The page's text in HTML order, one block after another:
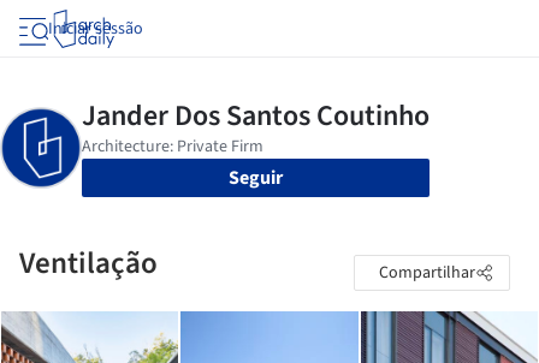
Iniciar sessão
Seguir
Ventilação Compartilhar